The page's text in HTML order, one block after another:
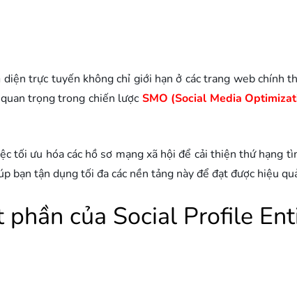
trực tuyến không chỉ giới hạn ở các trang web chính
trọng trong chiến lược SMO (Social Media
tối ưu hóa các hồ sơ mạng xã hội để cải thiện thứ hạng
bạn tận dụng tối đa các nền tảng này để đạt được hiệu
của Social Profile